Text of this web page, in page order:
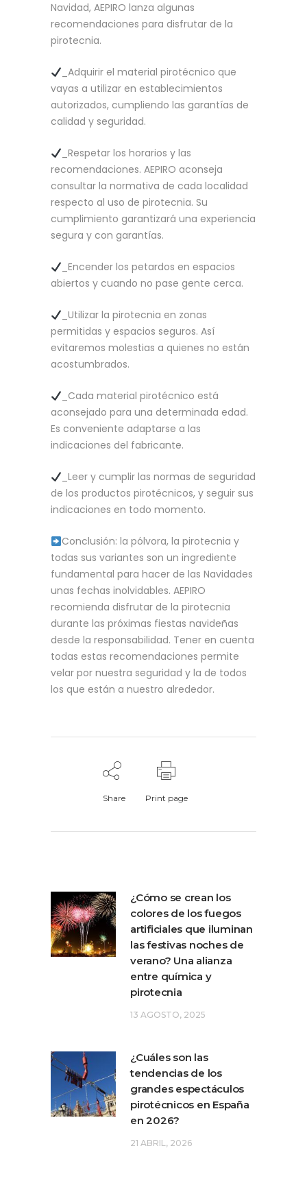
Navidad, AEPIRO lanza algunas
recomendaciones para disfrutar de la
pirotecnia.
_Adquirir el material pirotécnico que
vayas a utilizar en establecimientos
autorizados, cumpliendo las garantías de
calidad y seguridad.
_Respetar los horarios y las
recomendaciones. AEPIRO aconseja
consultar la normativa de cada localidad
respecto al uso de pirotecnia. Su
cumplimiento garantizará una experiencia
segura y con garantías.
_Encender los petardos en espacios
abiertos y cuando no pase gente cerca.
_Utilizar la pirotecnia en zonas
permitidas y espacios seguros. Así
evitaremos molestias a quienes no están
acostumbrados.
_Cada material pirotécnico está
aconsejado para una determinada edad.
Es conveniente adaptarse a las
indicaciones del fabricante.
_Leer y cumplir las normas de seguridad
de los productos pirotécnicos, y seguir sus
indicaciones en todo momento.
Conclusión: la pólvora, la pirotecnia y
todas sus variantes son un ingrediente
fundamental para hacer de las Navidades
unas fechas inolvidables. AEPIRO
recomienda disfrutar de la pirotecnia
durante las próximas fiestas navideñas
desde la responsabilidad. Tener en cuenta
todas estas recomendaciones permite
velar por nuestra seguridad y la de todos
los que están a nuestro alrededor.
Share Print page
¿Cómo se crean los
colores de los fuegos
artificiales que iluminan
las festivas noches de
verano? Una alianza
entre química y
pirotecnia
13 AGOSTO, 2025
¿Cuáles son las
tendencias de los
grandes espectáculos
pirotécnicos en España
en 2026?
21 ABRIL, 2026